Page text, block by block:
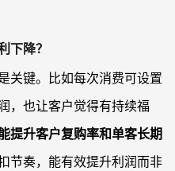
下降？
关键。比如每次消费可设置
，也让客户觉得有持续福
提升客户复购率和单客长期
节奏，能有效提升利润而非